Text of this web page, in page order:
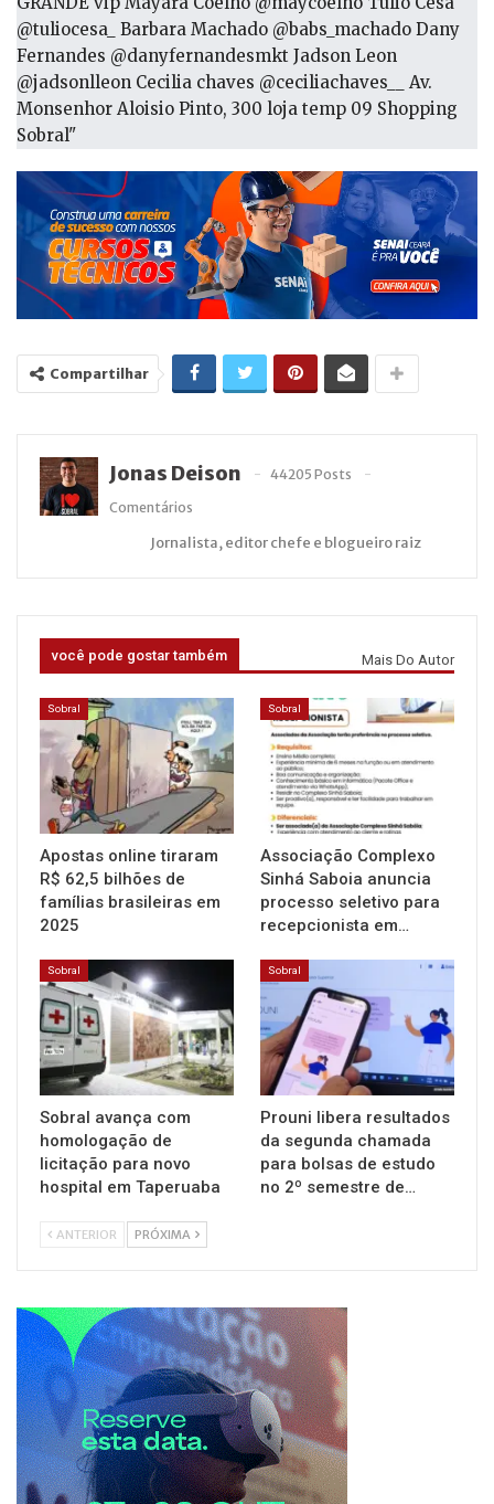
Compartilhar
Jonas Deison
44205 Posts
Comentários
Jornalista, editor chefe e blogueiro raiz
você pode gostar também Mais Do Autor
Sobral
Apostas online tiraram
R$ 62,5 bilhões de
famílias brasileiras em
2025
Sobral
Associação Complexo
Sinhá Saboia anuncia
processo seletivo para
recepcionista em…
Sobral
Sobral avança com
homologação de
licitação para novo
hospital em Taperuaba
Sobral
Prouni libera resultados
da segunda chamada
para bolsas de estudo
no 2º semestre de…
ANTERIOR PRÓXIMA